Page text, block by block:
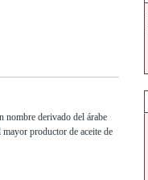
nombre derivado del árabe
productor de aceite de